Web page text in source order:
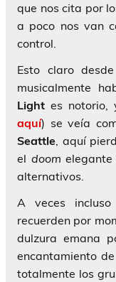
que nos cita por
a poco nos van
control.
Esto claro
musicalmente
Light es notorio,
aquí) se veía
Seattle, aquí
el doom
alternativos.
A veces incluso
recuerden por
dulzura emana
encantamiento de
totalmente los